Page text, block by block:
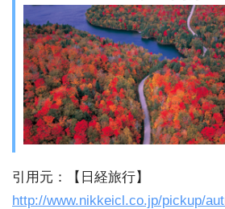
引用元：【日経旅行】
http://www.nikkeicl.co.jp/pickup/